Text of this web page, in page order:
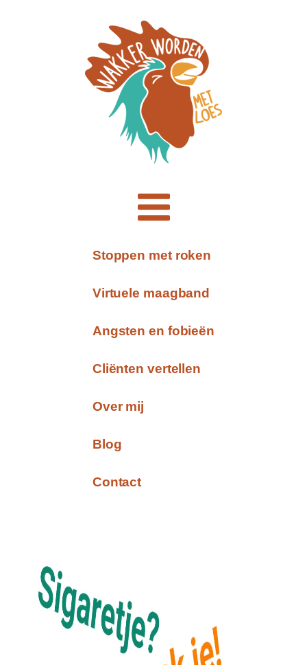
Stoppen met roken
Virtuele maagband
Angsten en fobieën
Cliënten vertellen
Over mij
Blog
Contact